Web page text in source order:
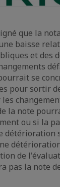
que la
baisse
et des
se
pour sortir
la note
ou si la
détérioration
de
pas la note